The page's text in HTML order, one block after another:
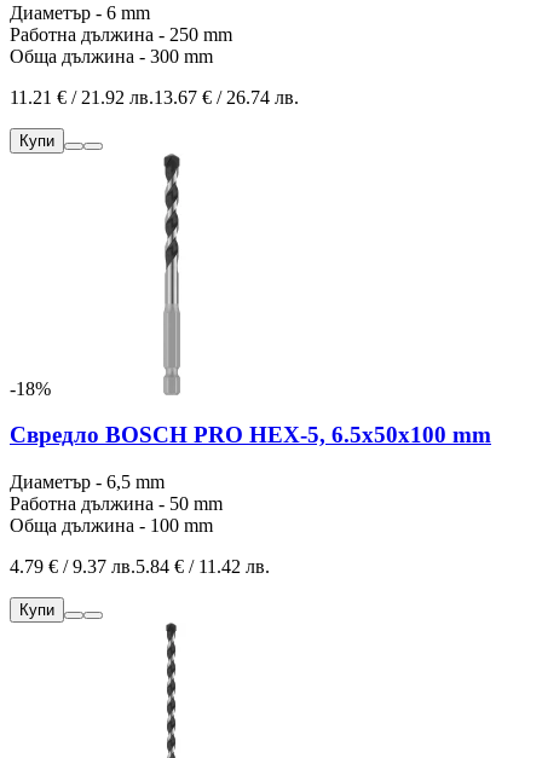
Диаметър - 6 mm
Работна дължина - 250 mm
Обща дължина - 300 mm
11.21 € / 21.92 лв.13.67 € / 26.74 лв.
Купи
-18%
Свредло BOSCH PRO HEX-5, 6.5x50x100 mm
Диаметър - 6,5 mm
Работна дължина - 50 mm
Обща дължина - 100 mm
4.79 € / 9.37 лв.5.84 € / 11.42 лв.
Купи